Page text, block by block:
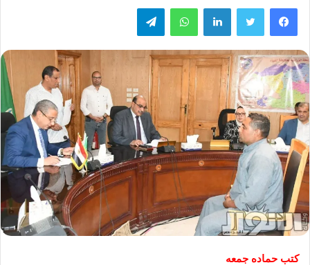
فيسبوك تويتر لينكدإن واتساب تيلقرام
كتب حماده جمعه